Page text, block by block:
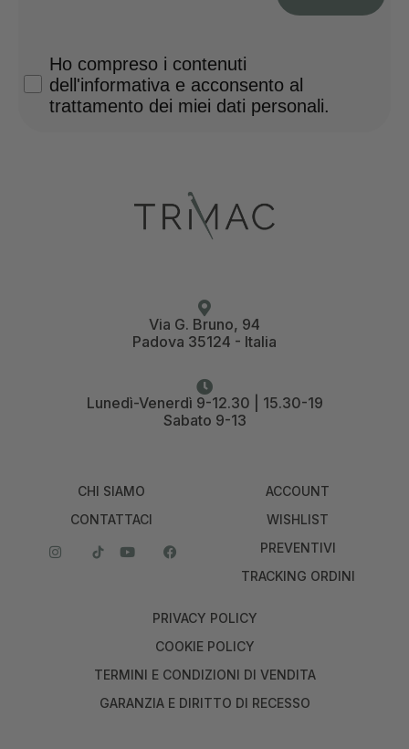
Privacy Policy
Ho compreso i contenuti
dell'informativa e acconsento al
trattamento dei miei dati personali.
Via G. Bruno, 94
Padova 35124 - Italia
Lunedì-Venerdì 9-12.30 | 15.30-19
Sabato 9-13
CHI SIAMO
CONTATTACI
ACCOUNT
WISHLIST
PREVENTIVI
TRACKING ORDINI
PRIVACY POLICY
COOKIE POLICY
TERMINI E CONDIZIONI DI VENDITA
GARANZIA E DIRITTO DI RECESSO